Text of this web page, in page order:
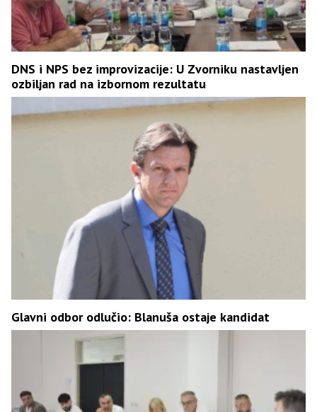
DNS i NPS bez improvizacije: U Zvorniku nastavljen
ozbiljan rad na izbornom rezultatu
Glavni odbor odlučio: Blanuša ostaje kandidat